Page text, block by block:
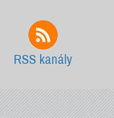
RSS kanály